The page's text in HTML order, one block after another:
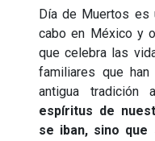
Día de Muertos
cabo en México y
que celebra las
familiares que
antigua tradición
espíritus de
se iban, sino que